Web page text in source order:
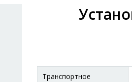
Транспортное